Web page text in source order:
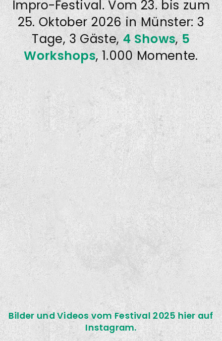
Impro-Festival. Vom 23. bis zum
25. Oktober 2026 in Münster: 3
Tage, 3 Gäste,4 Shows,5
Workshops, 1.000 Momente.
Bilder und Videos vom Festival 2025 hier auf
Instagram.